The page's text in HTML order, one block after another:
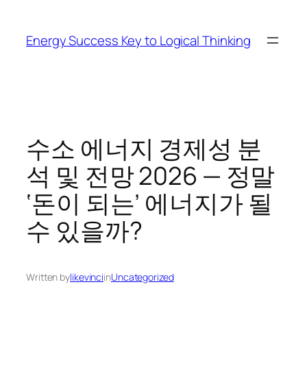
content
Energy Success Key to Logical Thinking
수소 에너지 경제성 분
석 및 전망 2026 — 정말
‘돈이 되는’ 에너지가 될
수 있을까?
Written bylikevinciinUncategorized